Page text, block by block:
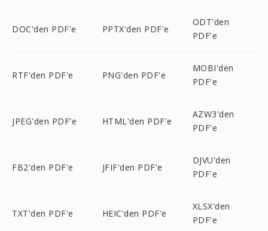
DOC'den PDF'e PPTX'den PDF'e
ODT'den
PDF'e
RTF'den PDF'e PNG'den PDF'e
MOBI'den
PDF'e
JPEG'den PDF'e HTML'den PDF'e
AZW3'den
PDF'e
FB2'den PDF'e JFIF'den PDF'e
DJVU'den
PDF'e
TXT'den PDF'e HEIC'den PDF'e
XLSX'den
PDF'e